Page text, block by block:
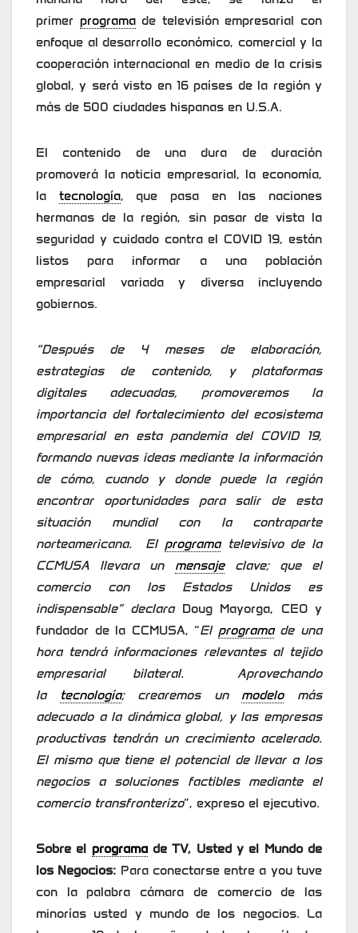
primer programade televisión empresarial con
enfoque al desarrollo económico, comercial y la
cooperación internacional en medio de la crisis
global, y será visto en 16 países de la región y
más de 500 ciudades hispanas en U.S.A.
El contenido de una dura de duración
promoverá la noticia empresarial, la economía,
la tecnología, que pasa en las naciones
hermanas de la región, sin pasar de vista la
seguridad y cuidado contra el COVID 19, están
listos para informar a una población
empresarial variada y diversa incluyendo
gobiernos.
“Después de 4 meses de elaboración,
estrategias de contenido, y plataformas
digitales adecuadas, promoveremos la
importancia del fortalecimiento del ecosistema
empresarial en esta pandemia del COVID 19,
formando nuevas ideas mediante la información
de cómo, cuando y donde puede la región
encontrar oportunidades para salir de esta
situación mundial con la contraparte
norteamericana. El programatelevisivo de la
CCMUSA llevara un mensajeclave; que el
comercio con los Estados Unidos es
indispensable” declaraDoug Mayorga, CEO y
fundador de la CCMUSA, “El programade una
hora tendrá informaciones relevantes al tejido
empresarial bilateral. Aprovechando
la
tecnología; crearemos un modelomás
adecuado a la dinámica global, y las empresas
productivas tendrán un crecimiento acelerado.
El mismo que tiene el potencial de llevar a los
negocios a soluciones factibles mediante el
comercio transfronterizo”, expreso el ejecutivo.
Sobre el programade TV, Usted y el Mundo de
los Negocios: Para conectarse entre a you tuve
con la palabra cámara de comercio de las
minorías usted y mundo de los negocios. La